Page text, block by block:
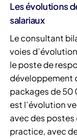
Les évolutions
salariaux
Le consultant
voies
le poste de
développement
packages de 50
est l’évolution
avec des postes
practice, avec